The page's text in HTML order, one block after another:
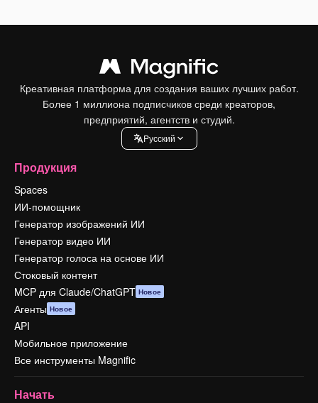
Креативная платформа для создания ваших лучших работ.
Более 1 миллиона подписчиков среди креаторов,
предприятий, агентств и студий.
Pусский
Продукция
Spaces
ИИ-помощник
Генератор изображений ИИ
Генератор видео ИИ
Генератор голоса на основе ИИ
Стоковый контент
MCP для Claude/ChatGPT Новое
Агенты Новое
API
Мобильное приложение
Все инструменты Magnific
Начать